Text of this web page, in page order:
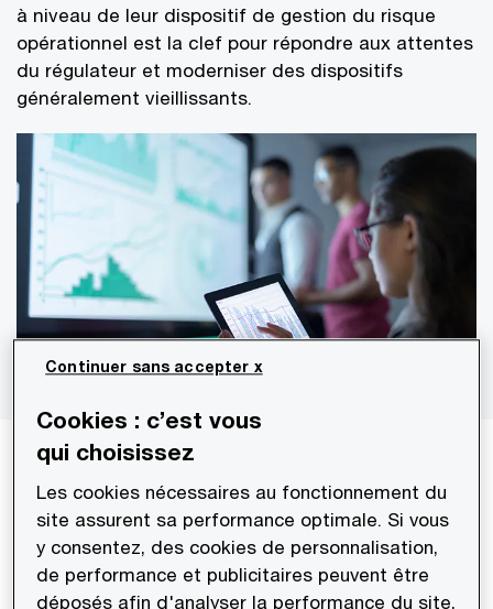
à niveau de leur dispositif de gestion du risque
opérationnel est la clef pour répondre aux attentes
du régulateur et moderniser des dispositifs
généralement vieillissants.
Risque opérationnel : votre challenge
aujourd'hui
L'apparition de nouveaux risques“non
financiers” dans le secteur bancaire, difficiles
Cookies : c’est vous
qui choisissez
Les cookies nécessaires au fonctionnement du
site assurent sa performance optimale. Si vous
y consentez, des cookies de personnalisation,
de performance et publicitaires peuvent être
déposés afin d'analyser la performance du site,
Continuer sans accepter x